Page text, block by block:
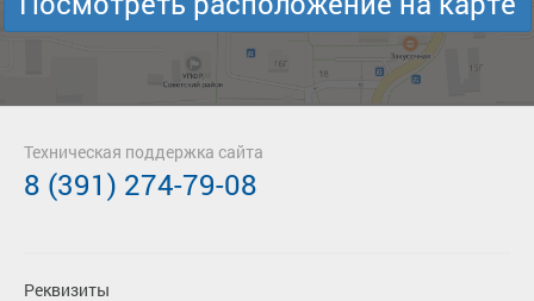
Реквизиты
Техническая поддержка сайта
8 (391) 274-79-08